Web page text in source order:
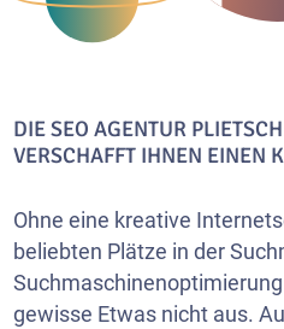
DIE SEO AGENTUR
VERSCHAFFT IHNEN EINEN
Ohne eine kreative
beliebten Plätze in der
gewisse Etwas nicht aus.